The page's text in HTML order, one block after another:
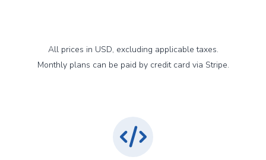
All prices in USD, excluding applicable taxes.
Monthly plans can be paid by credit card via Stripe.